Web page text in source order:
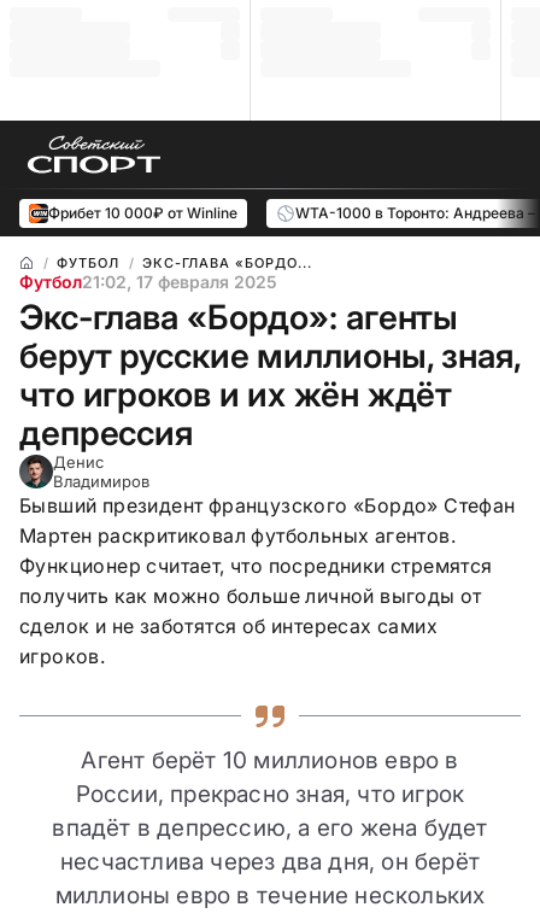
Фрибет 10 000₽ от Winline WTA-1000 в Торонто: Андреева
ФУТБОЛ ЭКС-ГЛАВА «БОРДО...
Футбол21:02, 17 февраля 2025
Экс-глава «Бордо»: агенты
берут русские миллионы, зная,
что игроков и их жён ждёт
депрессия
Денис
Владимиров
Бывший президент французского «Бордо» Стефан
Мартен раскритиковал футбольных агентов.
Функционер считает, что посредники стремятся
получить как можно больше личной выгоды от
сделок и не заботятся об интересах самих
игроков.
Агент берёт 10 миллионов евро в
России, прекрасно зная, что игрок
впадёт в депрессию, а его жена будет
несчастлива через два дня, он берёт
миллионы евро в течение нескольких